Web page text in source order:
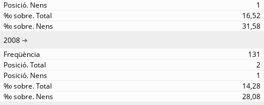
1
16,52
31,58
2008
131
2
1
14,28
28,08